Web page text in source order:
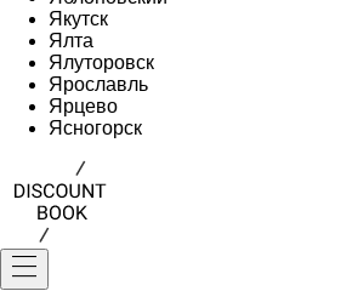
Якутск
Ялта
Ялуторовск
Ярославль
Ярцево
Ясногорск